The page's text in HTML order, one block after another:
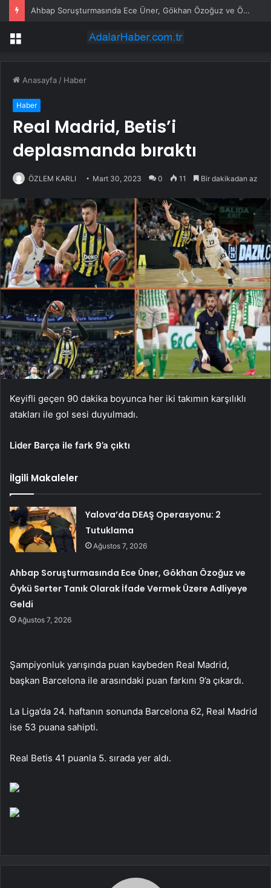
Ahbap Soruşturmasında Ece Üner, Gökhan Özoğuz ve Öykü Serter Tanık Olarak İfade Vermek Üzere Adliyeye Geldi
Menü
Anasayfa / Haber
Haber
Real Madrid, Betis’i
deplasmanda bıraktı
ÖZLEM KARLI Mart 30, 2023 0 11 Bir dakikadan az
Keyifli geçen 90 dakika boyunca her iki takımın karşılıklı
atakları ile gol sesi duyulmadı.
Lider Barça ile fark 9’a çıktı
İlgili Makaleler
Yalova’da DEAŞ Operasyonu: 2
Tutuklama
Ağustos 7, 2026
Ahbap Soruşturmasında Ece Üner, Gökhan Özoğuz ve
Öykü Serter Tanık Olarak İfade Vermek Üzere Adliyeye
Geldi
Ağustos 7, 2026
Şampiyonluk yarışında puan kaybeden Real Madrid,
başkan Barcelona ile arasındaki puan farkını 9’a çıkardı.
La Liga’da 24. haftanın sonunda Barcelona 62, Real Madrid
ise 53 puana sahipti.
Real Betis 41 puanla 5. sırada yer aldı.